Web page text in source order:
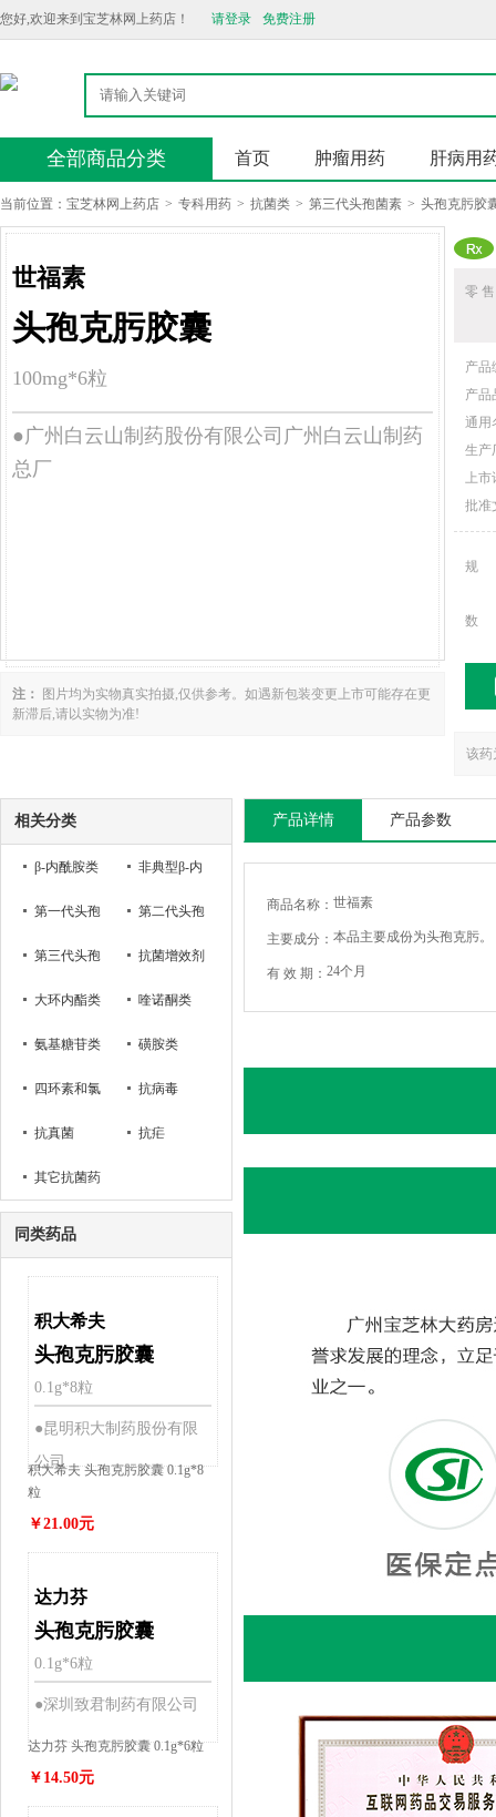
您好,欢迎来到宝芝林网上药店！ 请登录 免费注册
全部商品分类 首页 肿瘤用药 肝病用
当前位置： 宝芝林网上药店 > 专科用药 > 抗菌类 > 第三代头孢菌素 > 头孢克肟胶
世福素
头孢克肟胶囊
100mg*6粒
●广州白云山制药股份有限公司广州白云山制药
总厂
注：
图片均为实物真实拍摄,仅供参考。如遇新包装变更上市可能存在更
新滞后,请以实物为准!
零
产品
产品
通用
生产
上
批准
规
数
该药
相关分类
β-内酰胺类 非典型β-内
酰胺类
第一代头孢
菌素
第二代头孢
菌素
第三代头孢
菌素
抗菌增效剂
大环内酯类 喹诺酮类
氨基糖苷类 磺胺类
四环素和氯
霉素类
抗病毒
抗真菌 抗疟
其它抗菌药
同类药品
积大希夫
头孢克肟胶囊
0.1g*8粒
●昆明积大制药股份有限
公司
积大希夫 头孢克肟胶囊 0.1g*8
粒
￥21.00元
达力芬
头孢克肟胶囊
0.1g*6粒
●深圳致君制药有限公司
达力芬 头孢克肟胶囊 0.1g*6粒
￥14.50元
产品详情 产品参数
商品名称： 世福素
主要成分： 本品主要成份为头孢克肟。
有 效 期： 24个月